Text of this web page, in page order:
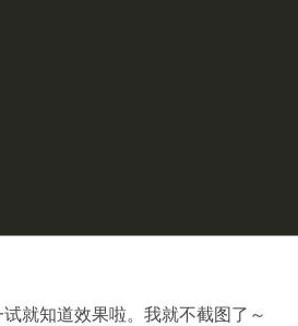
就知道效果啦。我就不截图了～